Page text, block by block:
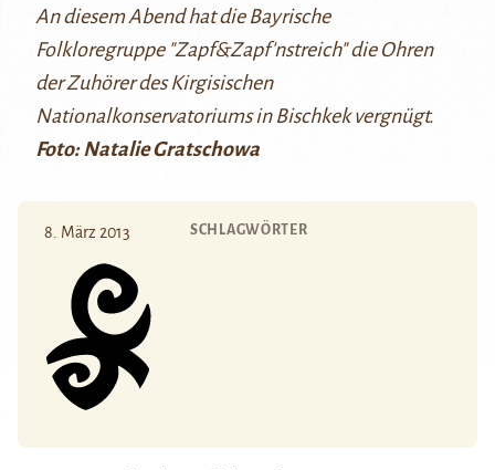
An diesem Abend hat die Bayrische
Folkloregruppe "Zapf&Zapf'nstreich" die Ohren
der Zuhörer des Kirgisischen
Nationalkonservatoriums in Bischkek vergnügt.
Foto: Natalie Gratschowa
8. März 2013 SCHLAGWÖRTER